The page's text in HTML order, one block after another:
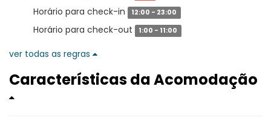
Horário para check-in 12:00 - 23:00
Horário para check-out 1:00 - 11:00
ver todas as regras
Características da Acomodação